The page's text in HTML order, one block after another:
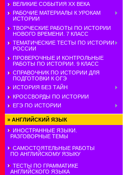
ВЕЛИКИЕ СОБЫТИЯ ХХ ВЕКА
РАБОЧИЕ МАТЕРИАЛЫ К УРОКАМ
ИСТОРИИ
ТВОРЧЕСКИЕ РАБОТЫ ПО ИСТОРИИ
НОВОГО ВРЕМЕНИ. 7 КЛАСС
ТЕМАТИЧЕСКИЕ ТЕСТЫ ПО ИСТОРИИ
РОССИИ
ПРОВЕРОЧНЫЕ И КОНТРОЛЬНЫЕ
РАБОТЫ ПО ИСТОРИИ. 9 КЛАСС
СПРАВОЧНИК ПО ИСТОРИИ ДЛЯ
ПОДГОТОВКИ К ОГЭ
ИСТОРИЯ БЕЗ ТАЙН
КРОССВОРДЫ ПО ИСТОРИИ
ЕГЭ ПО ИСТОРИИ
» АНГЛИЙСКИЙ ЯЗЫК
ИНОСТРАННЫЕ ЯЗЫКИ.
РАЗГОВОРНЫЕ ТЕМЫ
САМОСТОЯТЕЛЬНЫЕ РАБОТЫ
ПО АНГЛИЙСКОМУ ЯЗЫКУ
ТЕСТЫ ПО ГРАММАТИКЕ
АНГЛИЙСКОГО ЯЗЫКА